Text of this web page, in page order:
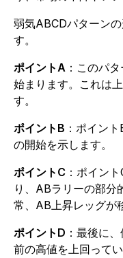
弱気ABCDパターン
す。
ポイントA ：このパ
始まります。これは
す。
ポイントB ：ポイン
の開始を示します。
ポイントC ：ポイン
り、ABラリーの部分
常、AB上昇レッグが
ポイントD ：最後に
前の高値を上回って